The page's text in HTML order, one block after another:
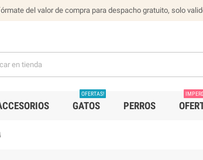
del valor de compra para despacho gratuito, solo
GATOS
OFERTAS!
PERROS